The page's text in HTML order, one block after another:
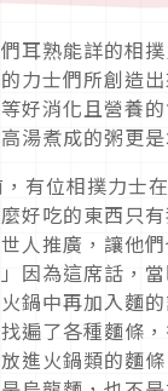
耳熟能詳的相
力士們所創造
好消化且營養
湯煮成的粥更是
有位相撲力士
好吃的東西只
人推廣，讓他
因為這席話，
鍋中再加入麵
遍了各種麵條
進火鍋類的麵